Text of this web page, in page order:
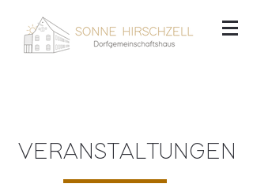
VERANSTALTUNGEN